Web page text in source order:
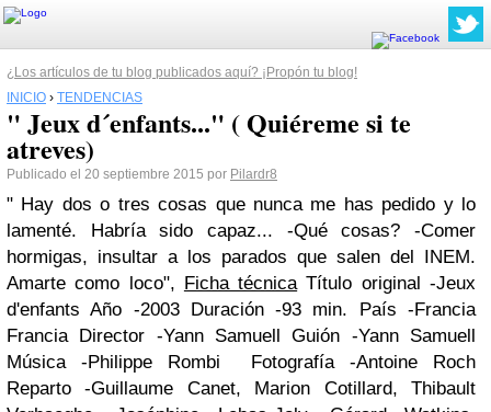
¿Los artículos de tu blog publicados aquí? ¡Propón tu blog!
INICIO › TENDENCIAS
" Jeux d´enfants..." ( Quiéreme si te
atreves)
Publicado el 20 septiembre 2015 por Pilardr8
" Hay dos o tres cosas que nunca me has pedido y lo
lamenté. Habría sido capaz...
-Qué cosas?
-Comer
hormigas, insultar a los parados que salen del INEM.
Amarte como loco", Ficha técnica Título original -Jeux
d'enfants Año -2003 Duración -93 min.
País -Francia
Francia Director -Yann Samuell Guión -Yann Samuell
Música -Philippe Rombi
Fotografía -Antoine Roch
Reparto -Guillaume Canet, Marion Cotillard, Thibault